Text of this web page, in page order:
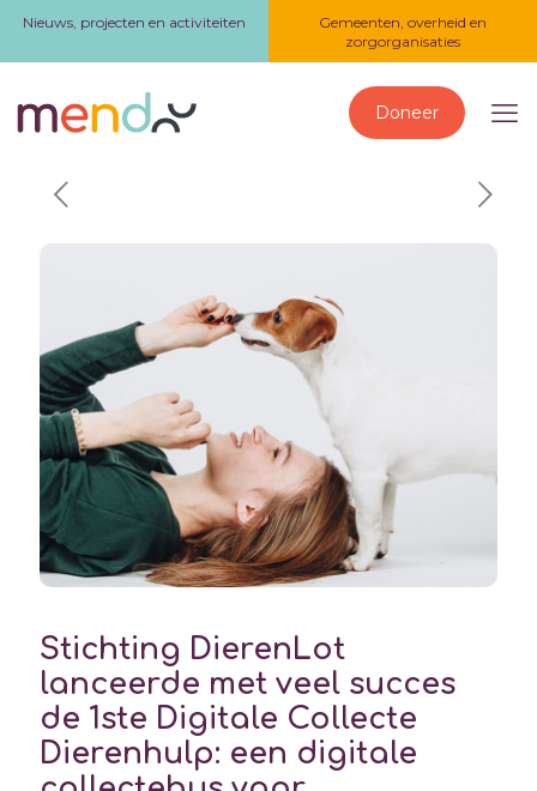
Nieuws, projecten en activiteiten
Gemeenten, overheid en
zorgorganisaties
Doneer
Stichting DierenLot
lanceerde met veel succes
de 1ste Digitale Collecte
Dierenhulp: een digitale